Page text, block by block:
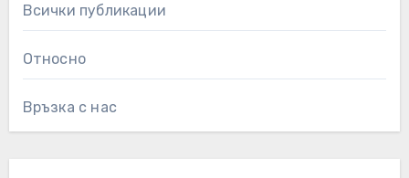
Всички публикации
Относно
Връзка с нас